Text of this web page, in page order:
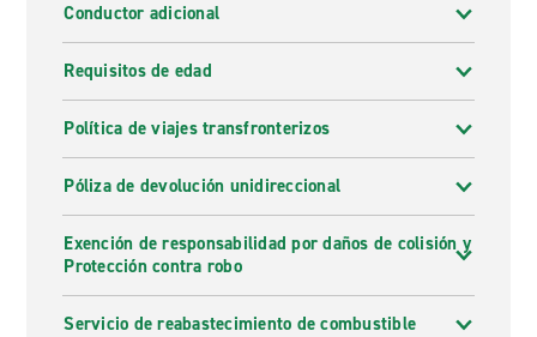
Conductor adicional
Requisitos de edad
Política de viajes transfronterizos
Póliza de devolución unidireccional
Exención de responsabilidad por daños de colisión y
Protección contra robo
Servicio de reabastecimiento de combustible